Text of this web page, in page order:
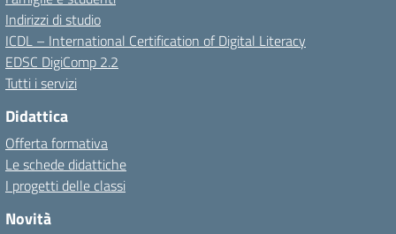
Indirizzi di studio
ICDL – International Certification of Digital Literacy
EDSC DigiComp 2.2
Tutti i servizi
Didattica
Offerta formativa
Le schede didattiche
I progetti delle classi
Novità